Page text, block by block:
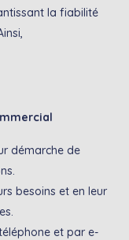
la fiabilité
démarche de
besoins et en leur
et par e-